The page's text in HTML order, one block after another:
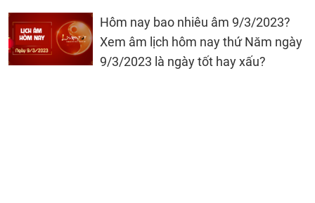
Hôm nay bao nhiêu âm 9/3/2023?
Xem âm lịch hôm nay thứ Năm ngày
9/3/2023 là ngày tốt hay xấu?